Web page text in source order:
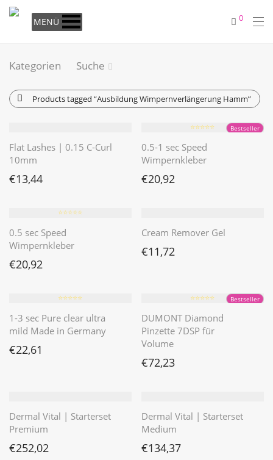
MENÜ 0
Kategorien Suche
Products tagged “Ausbildung Wimpernverlängerung Hamm”
Flat Lashes | 0.15 C-Curl
10mm
€13,44
Bestseller
⭐️⭐️⭐️⭐️⭐️
0.5-1 sec Speed
Wimpernkleber
€20,92
⭐️⭐️⭐️⭐️⭐️
0.5 sec Speed
Wimpernkleber
€20,92
Cream Remover Gel
€11,72
⭐️⭐️⭐️⭐️⭐️
1-3 sec Pure clear ultra
mild Made in Germany
€22,61
Bestseller
⭐️⭐️⭐️⭐️⭐️
DUMONT Diamond
Pinzette 7DSP für
Volume
€72,23
Dermal Vital | Starterset
Premium
€252,02
Dermal Vital | Starterset
Medium
€134,37